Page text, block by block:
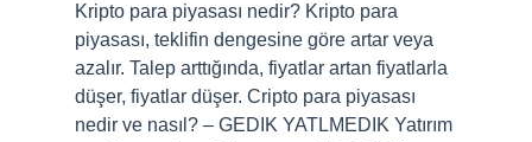
Kripto para piyasası nedir? Kripto para
piyasası, teklifin dengesine göre artar veya
azalır. Talep arttığında, fiyatlar artan fiyatlarla
düşer, fiyatlar düşer. Cripto para piyasası
nedir ve nasıl? – GEDIK YATLMEDIK Yatırım